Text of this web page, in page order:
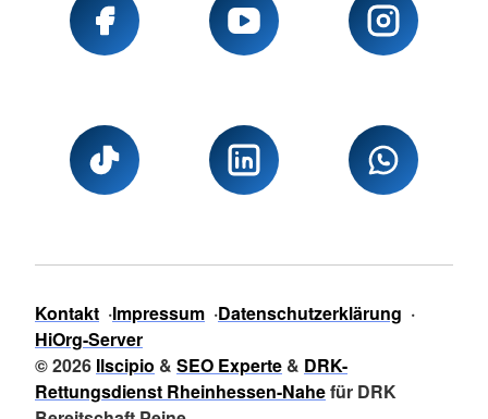
Kontakt Impressum Datenschutzerklärung
HiOrg-Server
© 2026 Ilscipio & SEO Experte & DRK-
Rettungsdienst Rheinhessen-Nahefür DRK